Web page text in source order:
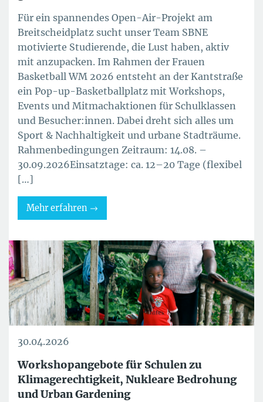
Für ein spannendes Open-Air-Projekt am
Breitscheidplatz sucht unser Team SBNE
motivierte Studierende, die Lust haben, aktiv
mit anzupacken. Im Rahmen der Frauen
Basketball WM 2026 entsteht an der Kantstraße
ein Pop-up-Basketballplatz mit Workshops,
Events und Mitmachaktionen für Schulklassen
und Besucher:innen. Dabei dreht sich alles um
Sport & Nachhaltigkeit und urbane Stadträume.
Rahmenbedingungen Zeitraum: 14.08. –
30.09.2026Einsatztage: ca. 12–20 Tage (flexibel
[…]
Mehr erfahren
30.04.2026
Workshopangebote für Schulen zu
Klimagerechtigkeit, Nukleare Bedrohung
und Urban Gardening